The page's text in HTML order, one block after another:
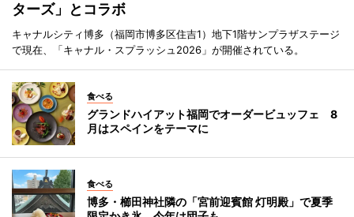
ターズ」とコラボ
キャナルシティ博多（福岡市博多区住吉1）地下1階サンプラザステージ
で現在、「キャナル・スプラッシュ2026」が開催されている。
食べる
グランドハイアット福岡でオーダービュッフェ 8
月はスペインをテーマに
食べる
博多・櫛田神社隣の「宮前迎賓館 灯明殿」で夏季